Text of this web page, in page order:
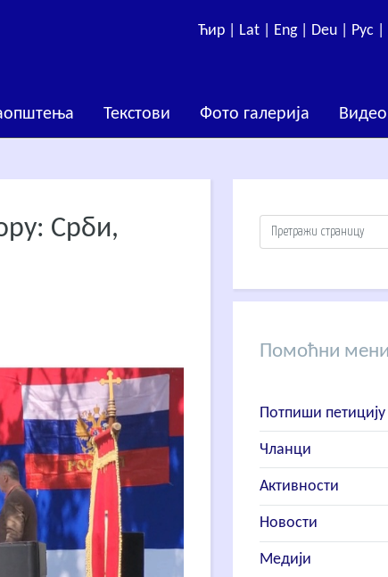
Ћир | Lat | Eng | Deu | Рус |
Текстови Фото галерија Видео
Срби,
Помоћни мени
Потпиши петицију
Чланци
Активности
Новости
Медији